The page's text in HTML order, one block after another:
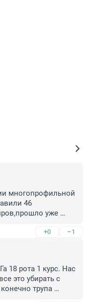
многопрофильной
46
уже
тот
могла смотреть
раз ,когда
они долетели до
передача по
+0 –1
18 рота 1 курс. Нас
это убирать с
трупа